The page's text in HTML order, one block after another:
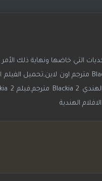
التي خاضها ونهاية ذلك الأمر